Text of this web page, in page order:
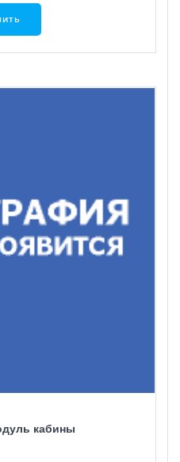
кабины